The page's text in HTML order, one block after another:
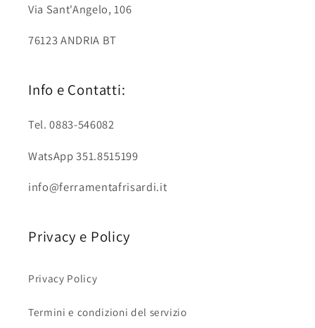
Via Sant'Angelo, 106
76123 ANDRIA BT
Info e Contatti:
Tel. 0883-546082
WatsApp 351.8515199
info@ferramentafrisardi.it
Privacy e Policy
Privacy Policy
Termini e condizioni del servizio